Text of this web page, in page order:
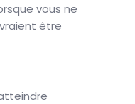
vous ne
être